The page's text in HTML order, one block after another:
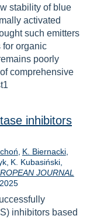
stability of blue
activated
such emitters
for organic
poorly
comprehensive
inhibitors
K. Biernacki
K. Kubasiński
JOURNAL
Rok
2025
inhibitors based